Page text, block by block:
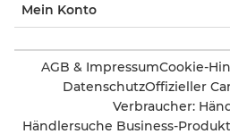
Mein Konto
AGB & ImpressumCookie-
DatenschutzOffizieller
Verbraucher:
Händlersuche Business-